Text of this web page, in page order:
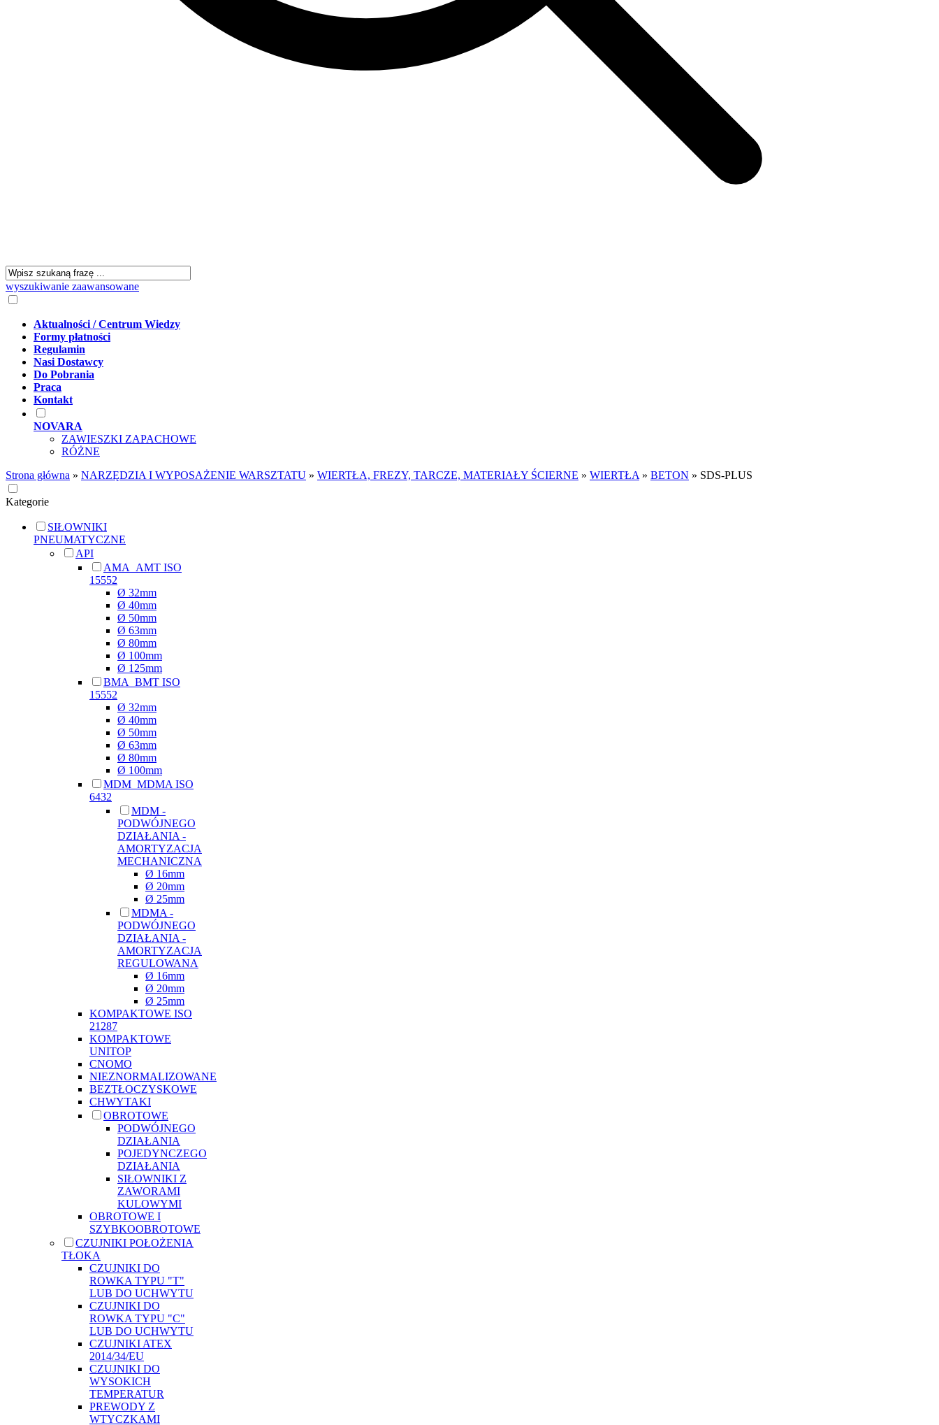
wyszukiwanie zaawansowane
Aktualności / Centrum Wiedzy
Formy płatności
Regulamin
Nasi Dostawcy
Do Pobrania
Praca
Kontakt
NOVARA
ZAWIESZKI ZAPACHOWE
RÓŻNE
Strona główna » NARZĘDZIA I WYPOSAŻENIE WARSZTATU » WIERTŁA, FREZY, TARCZE, MATERIAŁY ŚCIERNE » WIERTŁA » BETON » SDS-PLUS
Kategorie
SIŁOWNIKI
PNEUMATYCZNE
API
AMA_AMT ISO
15552
Ø 32mm
Ø 40mm
Ø 50mm
Ø 63mm
Ø 80mm
Ø 100mm
Ø 125mm
BMA_BMT ISO
15552
Ø 32mm
Ø 40mm
Ø 50mm
Ø 63mm
Ø 80mm
Ø 100mm
MDM_MDMA ISO
6432
MDM -
PODWÓJNEGO
DZIAŁANIA -
AMORTYZACJA
MECHANICZNA
Ø 16mm
Ø 20mm
Ø 25mm
MDMA -
PODWÓJNEGO
DZIAŁANIA -
AMORTYZACJA
REGULOWANA
Ø 16mm
Ø 20mm
Ø 25mm
KOMPAKTOWE ISO
21287
KOMPAKTOWE
UNITOP
CNOMO
NIEZNORMALIZOWANE
BEZTŁOCZYSKOWE
CHWYTAKI
OBROTOWE
PODWÓJNEGO
DZIAŁANIA
POJEDYNCZEGO
DZIAŁANIA
SIŁOWNIKI Z
ZAWORAMI
KULOWYMI
OBROTOWE I
SZYBKOOBROTOWE
CZUJNIKI POŁOŻENIA
TŁOKA
CZUJNIKI DO
ROWKA TYPU "T"
LUB DO UCHWYTU
CZUJNIKI DO
ROWKA TYPU "C"
LUB DO UCHWYTU
CZUJNIKI ATEX
2014/34/EU
CZUJNIKI DO
WYSOKICH
TEMPERATUR
PREWODY Z
WTYCZKAMI